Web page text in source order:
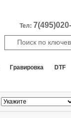
Тел:
Гравировка DTF